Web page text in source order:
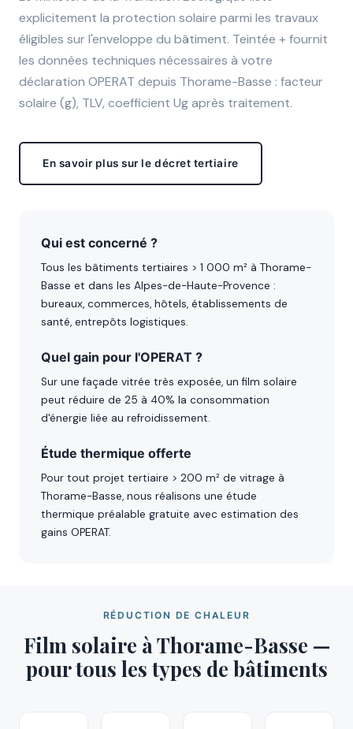
explicitement la protection solaire parmi les travaux
éligibles sur l'enveloppe du bâtiment. Teintée + fournit
les données techniques nécessaires à votre
déclaration OPERAT depuis Thorame-Basse : facteur
solaire (g), TLV, coefficient Ug après traitement.
En savoir plus sur le décret tertiaire
Qui est concerné ?
Tous les bâtiments tertiaires > 1 000 m² à Thorame-
Basse et dans les Alpes-de-Haute-Provence :
bureaux, commerces, hôtels, établissements de
santé, entrepôts logistiques.
Quel gain pour l'OPERAT ?
Sur une façade vitrée très exposée, un film solaire
peut réduire de 25 à 40% la consommation
d'énergie liée au refroidissement.
Étude thermique offerte
Pour tout projet tertiaire > 200 m² de vitrage à
Thorame-Basse, nous réalisons une étude
thermique préalable gratuite avec estimation des
gains OPERAT.
RÉDUCTION DE CHALEUR
Film solaire à Thorame-Basse —
pour tous les types de bâtiments